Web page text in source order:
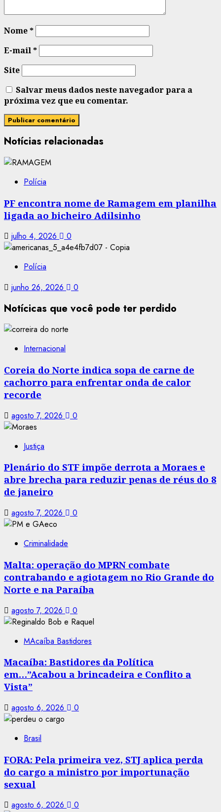
Nome*
E-mail*
Site
Salvar meus dados neste navegador para a
próxima vez que eu comentar.
Notícias relacionadas
Polícia
PF encontra nome de Ramagem em planilha
ligada ao bicheiro Adilsinho
julho 4, 2026 0
Polícia
junho 26, 2026
0
Notícicas que você pode ter perdido
Internacional
Coreia do Norte indica sopa de carne de
cachorro para enfrentar onda de calor
recorde
agosto 7, 2026 0
Justiça
Plenário do STF impõe derrota a Moraes e
abre brecha para reduzir penas de réus do 8
de janeiro
agosto 7, 2026 0
Criminalidade
Malta: operação do MPRN combate
contrabando e agiotagem no Rio Grande do
Norte e na Paraíba
agosto 7, 2026 0
MAcaíba Bastidores
Macaíba: Bastidores da Política
em…”Acabou a brincadeira e Conflito a
Vista”
agosto 6, 2026 0
Brasil
FORA: Pela primeira vez, STJ aplica perda
do cargo a ministro por importunação
sexual
agosto 6, 2026 0